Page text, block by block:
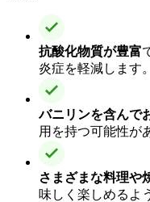
抗酸化物質が豊富
炎症を軽減します。
バニリンを含んで
用を持つ可能性が
さまざまな料理や
味しく楽しめるよ